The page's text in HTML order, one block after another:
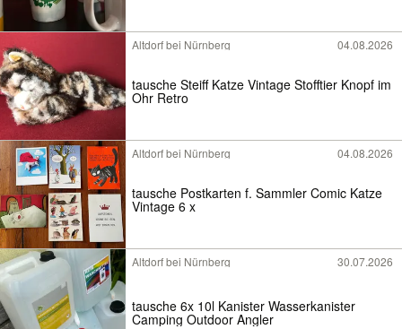
Altdorf bei Nürnberg 04.08.2026
tausche Steiff Katze Vintage Stofftier Knopf im
Ohr Retro
Altdorf bei Nürnberg 04.08.2026
tausche Postkarten f. Sammler Comic Katze
Vintage 6 x
Altdorf bei Nürnberg 30.07.2026
tausche 6x 10l Kanister Wasserkanister
Camping Outdoor Angler